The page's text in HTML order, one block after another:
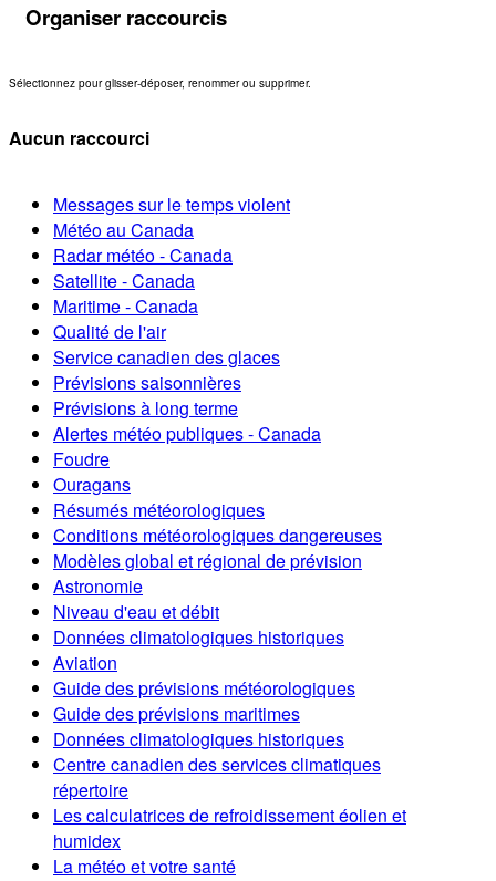
Organiser raccourcis
Sélectionnez pour glisser-déposer, renommer ou supprimer.
Aucun raccourci
Messages sur le temps violent
Météo au Canada
Radar météo - Canada
Satellite - Canada
Maritime - Canada
Qualité de l'air
Service canadien des glaces
Prévisions saisonnières
Prévisions à long terme
Alertes météo publiques - Canada
Foudre
Ouragans
Résumés météorologiques
Conditions météorologiques dangereuses
Modèles global et régional de prévision
Astronomie
Niveau d'eau et débit
Données climatologiques historiques
Aviation
Guide des prévisions météorologiques
Guide des prévisions maritimes
Données climatologiques historiques
Centre canadien des services climatiques
répertoire
Les calculatrices de refroidissement éolien et
humidex
La météo et votre santé